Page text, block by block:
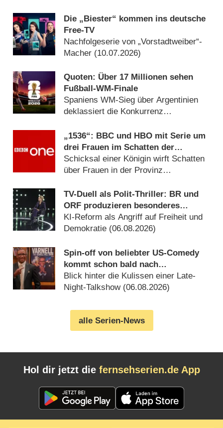
Die „Biester“ kommen ins deutsche
Free-TV
Nachfolgeserie von „Vorstadtweiber“-
Macher (10.07.2026)
Quoten: Über 17 Millionen sehen
Fußball-WM-Finale
Spaniens WM-Sieg über Argentinien
deklassiert die Konkurrenz
„1536“: BBC und HBO mit Serie um
drei Frauen im Schatten der
Verhaftung von Anne Boleyn
Schicksal einer Königin wirft Schatten
über Frauen in der Provinz
TV-Duell als Polit-Thriller: BR und
ORF produzieren besonderes
Fernseh-Kammerspiel
KI-Reform als Angriff auf Freiheit und
Demokratie (06.08.2026)
Spin-off von beliebter US-Comedy
kommt schon bald nach
Deutschland
Blick hinter die Kulissen einer Late-
Night-Talkshow (06.08.2026)
alle Serien-News
Hol dir jetzt die fernsehserien.de App